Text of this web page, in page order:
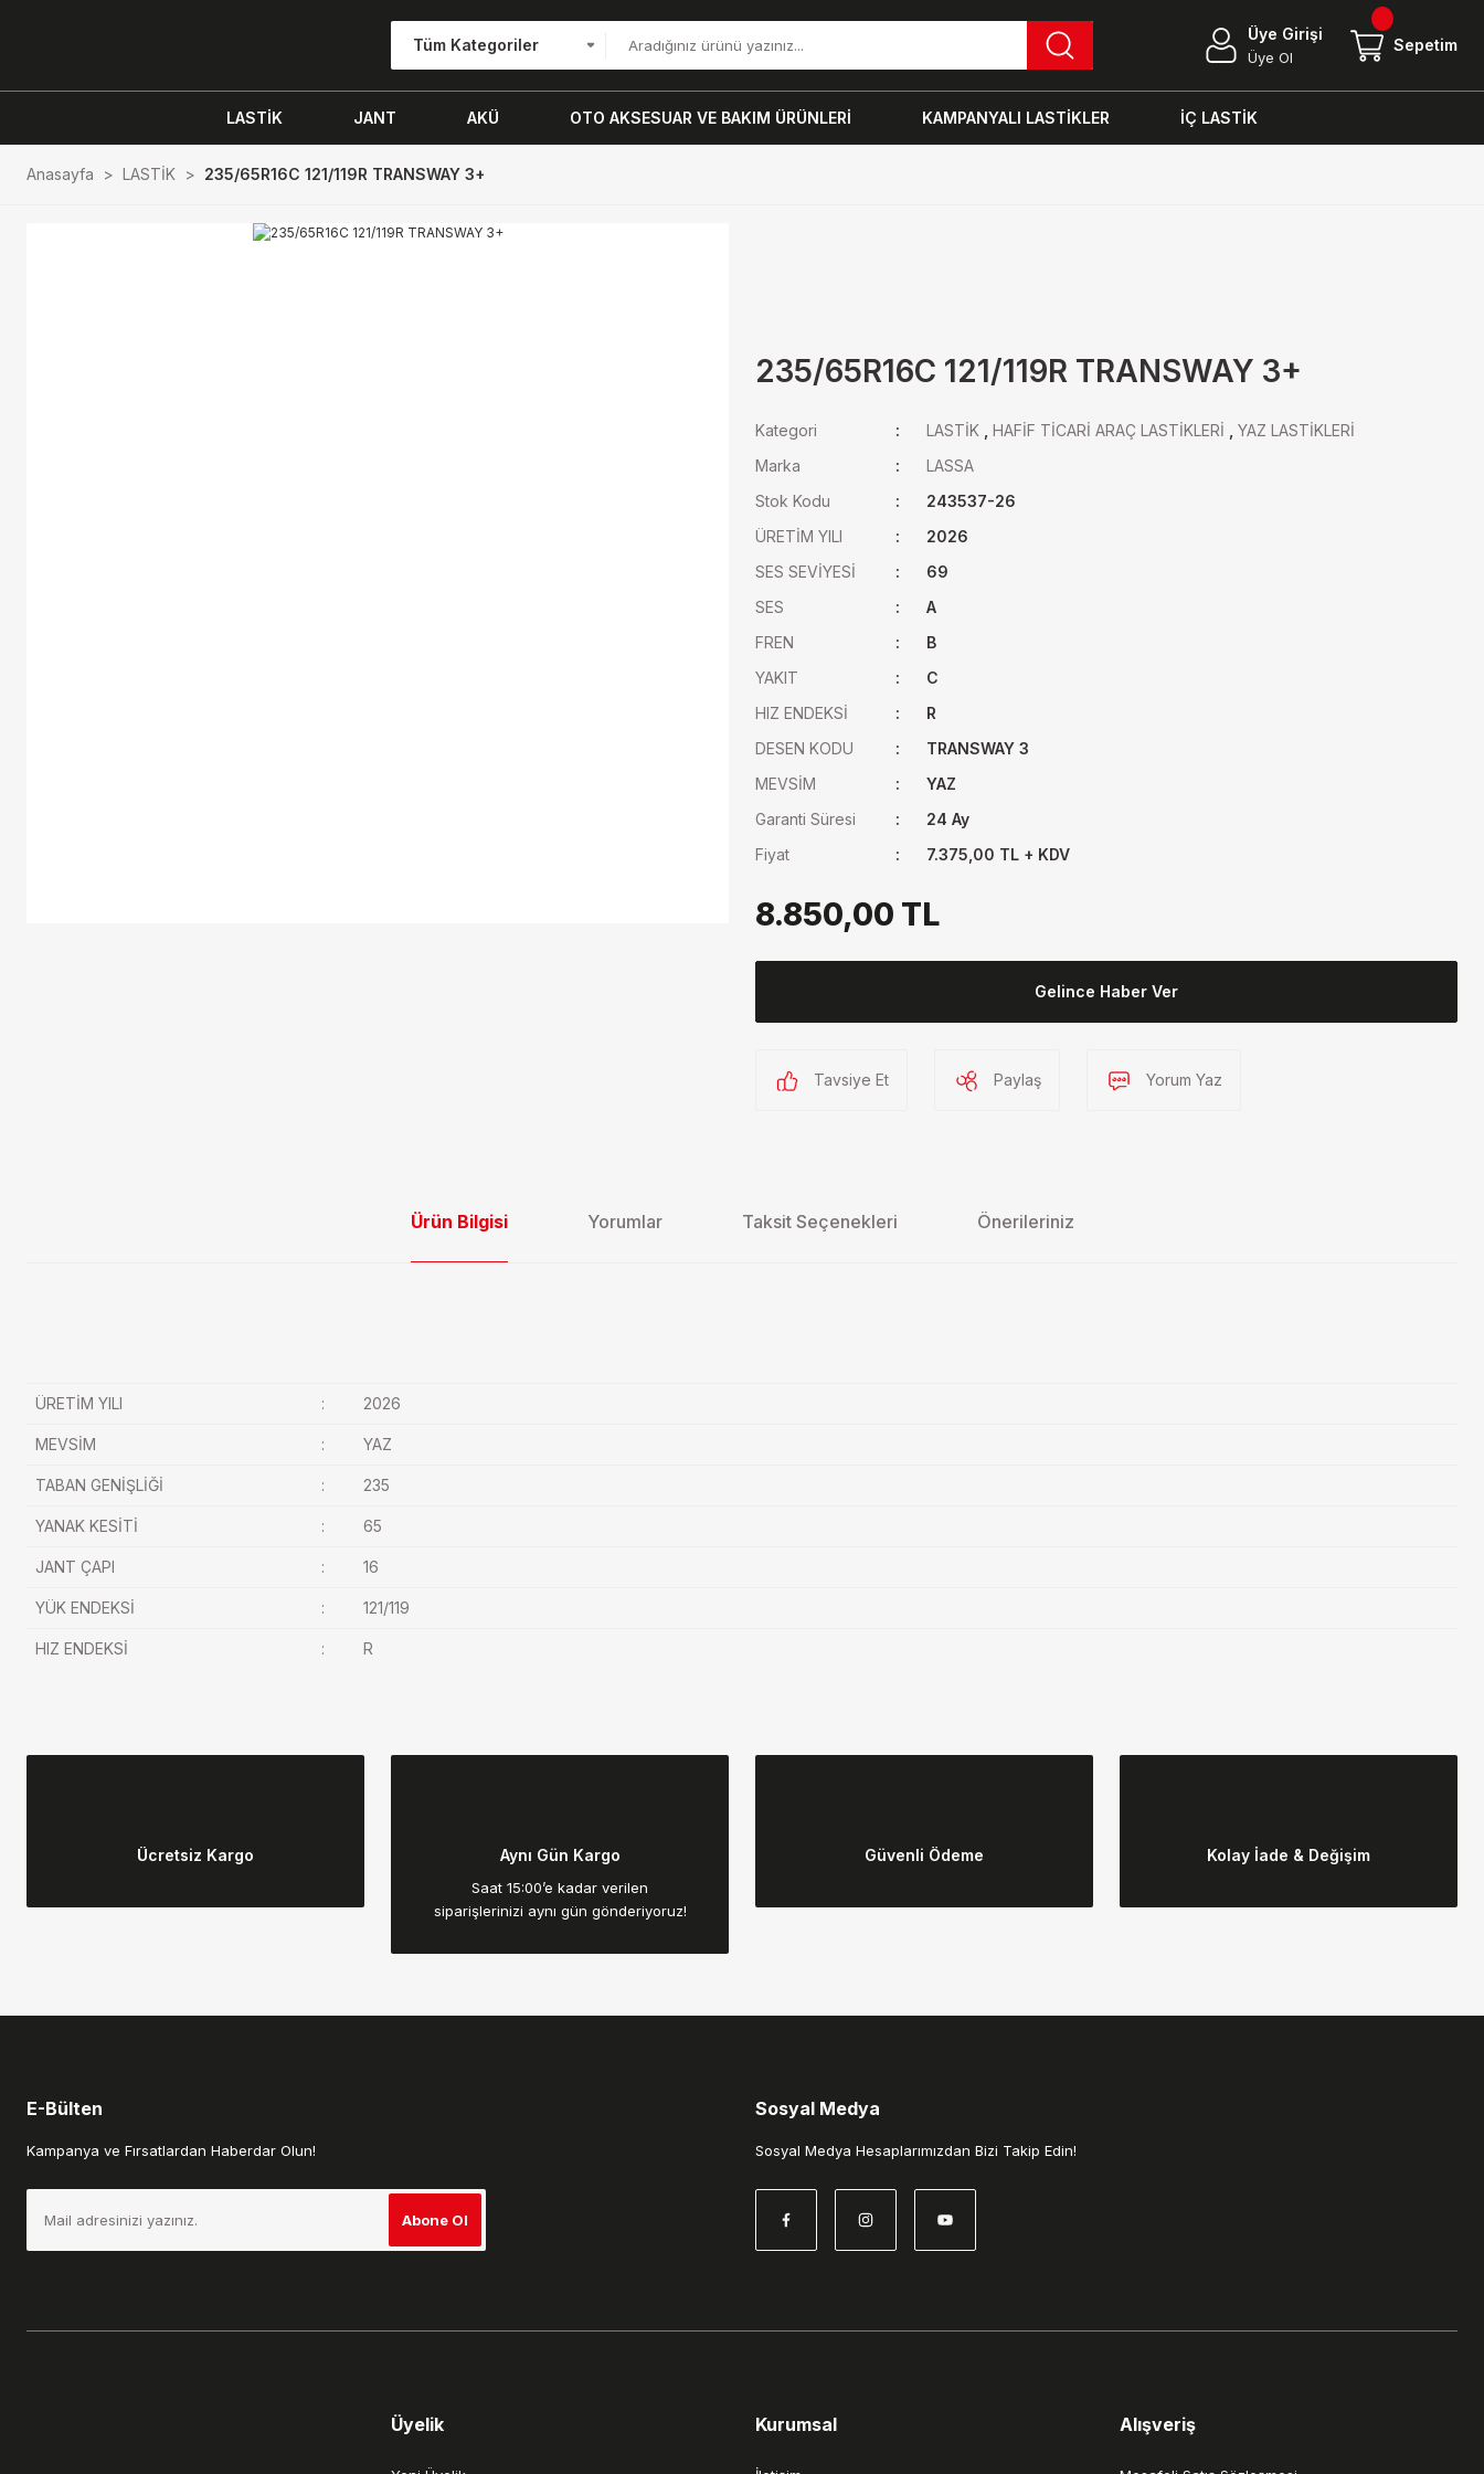
Tüm Kategoriler
Üye Girişi
Üye Ol
Sepetim
LASTİK JANT AKÜ OTO AKSESUAR VE BAKIM ÜRÜNLERİ KAMPANYALI LASTİKLER İÇ LASTİK
Anasayfa LASTİK 235/65R16C 121/119R TRANSWAY 3+
235/65R16C 121/119R TRANSWAY 3+
Kategori LASTİK ,HAFİF TİCARİ ARAÇ LASTİKLERİ ,YAZ LASTİKLERİ
Marka
LASSA
Stok Kodu
243537-26
ÜRETİM YILI
2026
SES SEVİYESİ
69
SES
A
FREN
B
YAKIT
C
HIZ ENDEKSİ
R
DESEN KODU
TRANSWAY 3
MEVSİM
YAZ
Garanti Süresi
24 Ay
Fiyat
7.375,00 TL + KDV
8.850,00 TL
Gelince Haber Ver
Tavsiye Et Paylaş Yorum Yaz
Ürün Bilgisi Yorumlar Taksit Seçenekleri Önerileriniz
ÜRETİM YILI : 2026
MEVSİM : YAZ
TABAN GENİŞLİĞİ : 235
YANAK KESİTİ : 65
JANT ÇAPI : 16
YÜK ENDEKSİ : 121/119
HIZ ENDEKSİ : R
Ürün resmi kalitesiz, bozuk veya görüntülenemiyor.
Gönder
Ücretsiz Kargo Aynı Gün Kargo
Saat 15:00’e kadar verilen
siparişlerinizi aynı gün gönderiyoruz!
Güvenli Ödeme Kolay İade & Değişim
E-Bülten
Kampanya ve Fırsatlardan Haberdar Olun!
Abone Ol
Sosyal Medya
Sosyal Medya Hesaplarımızdan Bizi Takip Edin!
Üyelik Kurumsal Alışveriş